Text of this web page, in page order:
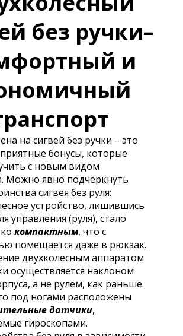
без ручки–
и
на сигвей без ручки – это
бонусы, которые
с новым видом
Можно явно подчеркнуть
сигвея без руля:
устройство, лишившись
управления (руля), стало
компактным, что с
помещается даже в рюкзак.
двухколесным аппаратом
осуществляется наклоном
а не рулем, как раньше.
под ногами расположены
датчики,
гироскопами.